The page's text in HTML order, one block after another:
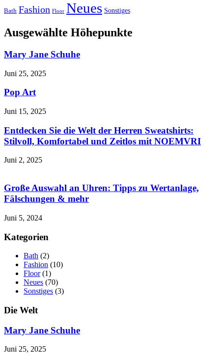
Bath Fashion Floor Neues Sonstiges
Ausgewählte Höhepunkte
Mary Jane Schuhe
Juni 25, 2025
Pop Art
Juni 15, 2025
Entdecken Sie die Welt der Herren Sweatshirts:
Stilvoll, Komfortabel und Zeitlos mit NOEMVRI
Juni 2, 2025
Große Auswahl an Uhren: Tipps zu Wertanlage,
Fälschungen & mehr
Juni 5, 2024
Kategorien
Bath (2)
Fashion (10)
Floor(1)
Neues (70)
Sonstiges (3)
Die Welt
Mary Jane Schuhe
Juni 25, 2025